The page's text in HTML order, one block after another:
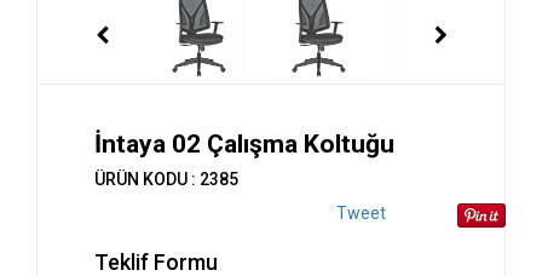
İntaya 02 Çalışma Koltuğu
ÜRÜN KODU : 2385
Tweet
Teklif Formu